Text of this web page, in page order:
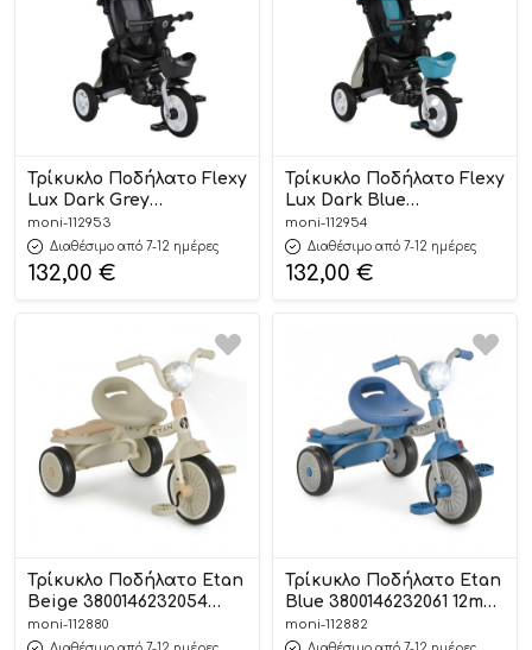
Τρίκυκλο Ποδήλατο Flexy
Lux Dark Grey
3800146232146 12m+ –
Byox
moni-112953
Διαθέσιμο από 7-12 ημέρες
132,00 €
Τρίκυκλο Ποδήλατο Flexy
Lux Dark Blue
3800146232160 12m+ –
Byox
moni-112954
Διαθέσιμο από 7-12 ημέρες
132,00 €
Τρίκυκλο Ποδήλατο Etan
Beige 3800146232054
12m+ – Byox
moni-112880
Τρίκυκλο Ποδήλατο Etan
Blue 3800146232061 12m+ –
Byox
moni-112882